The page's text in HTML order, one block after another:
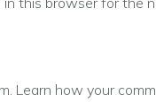
Learn how your